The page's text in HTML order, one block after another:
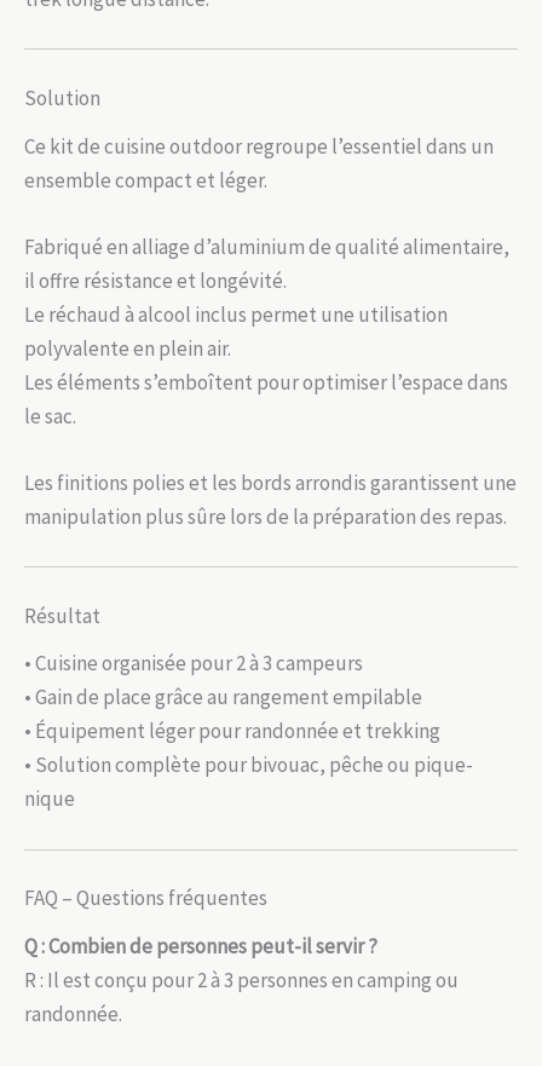
Solution
Ce kit de cuisine outdoor regroupe l’essentiel dans un
ensemble compact et léger.
Fabriqué en alliage d’aluminium de qualité alimentaire,
il offre résistance et longévité.
Le réchaud à alcool inclus permet une utilisation
polyvalente en plein air.
Les éléments s’emboîtent pour optimiser l’espace dans
le sac.
Les finitions polies et les bords arrondis garantissent une
manipulation plus sûre lors de la préparation des repas.
Résultat
• Cuisine organisée pour 2 à 3 campeurs
• Gain de place grâce au rangement empilable
• Équipement léger pour randonnée et trekking
• Solution complète pour bivouac, pêche ou pique-
nique
FAQ – Questions fréquentes
Q : Combien de personnes peut-il servir ?
R : Il est conçu pour 2 à 3 personnes en camping ou
randonnée.